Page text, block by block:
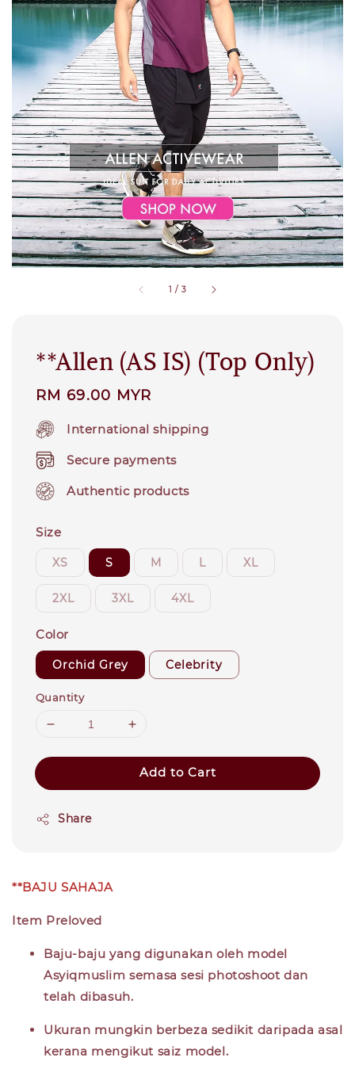
1 / 3
**Allen (AS IS) (Top Only)
Regular
price
RM 69.00 MYR
International shipping
Secure payments
Authentic products
Size
XS S M L XL
2XL 3XL 4XL
Color
Orchid Grey Celebrity
Quantity
Add to Cart
Share
**BAJU SAHAJA
Item Preloved
Baju-baju yang digunakan oleh model
Asyiqmuslim semasa sesi photoshoot dan
telah dibasuh.
Ukuran mungkin berbeza sedikit daripada asal
kerana mengikut saiz model.